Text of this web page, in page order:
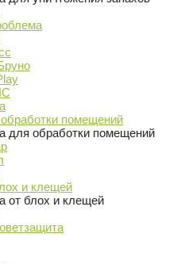
помещений
для обработки помещений
и клещей
от блох и клещей